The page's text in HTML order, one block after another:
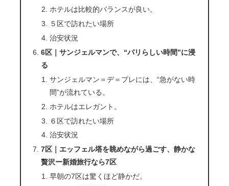
ホテルは比較的バランスが良い。
５区で訪れたい場所
治安状況
6区｜サンジェルマンで、“パリらしい時間”に浸
る
サンジェルマン＝デ＝プレには、“急がない時
間”が流れている。
ホテルはエレガント。
６区で訪れたい場所
治安状況
7区｜エッフェル塔を眺めながら過ごす、静かな
贅沢ー新婚旅行なら7区
早朝の7区は驚くほど静かだ。